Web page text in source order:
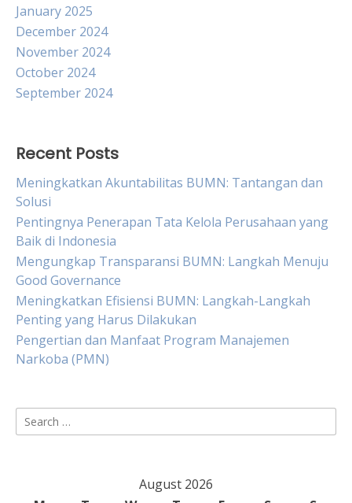
January 2025
December 2024
November 2024
October 2024
September 2024
Recent Posts
Meningkatkan Akuntabilitas BUMN: Tantangan dan
Solusi
Pentingnya Penerapan Tata Kelola Perusahaan yang
Baik di Indonesia
Mengungkap Transparansi BUMN: Langkah Menuju
Good Governance
Meningkatkan Efisiensi BUMN: Langkah-Langkah
Penting yang Harus Dilakukan
Pengertian dan Manfaat Program Manajemen
Narkoba (PMN)
Search
for:
August 2026